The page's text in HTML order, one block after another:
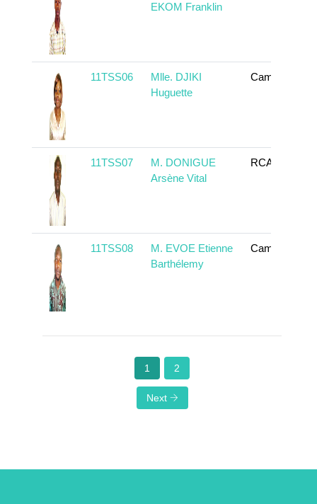
EKOM Franklin
11TSS06
Mlle. DJIKI
Huguette
Cameroun
11TSS07
M. DONIGUE
Arsène Vital
RCA
11TSS08
M. EVOE Etienne
Barthélemy
Cameroun
1 2
Next